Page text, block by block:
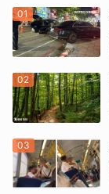
01
02
03